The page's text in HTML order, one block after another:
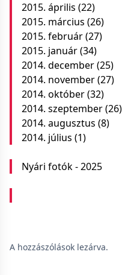
2015. április (22)
2015. március (26)
2015. február(27)
2015. január(34)
2014. december(25)
2014. november(27)
2014. október(32)
2014. szeptember(26)
2014. augusztus (8)
2014. július (1)
Nyári fotók - 2025
A hozzászólások lezárva.